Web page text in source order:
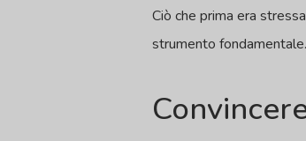
Ciò che prima era
strumento fondamentale.